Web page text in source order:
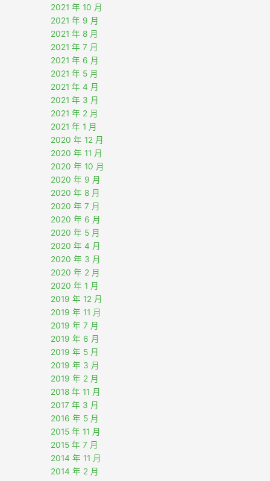
2021 年 10 月
2021 年 9 月
2021 年 8 月
2021 年 7 月
2021 年 6 月
2021 年 5 月
2021 年 4 月
2021 年 3 月
2021 年 2 月
2021 年 1 月
2020 年 12 月
2020 年 11 月
2020 年 10 月
2020 年 9 月
2020 年 8 月
2020 年 7 月
2020 年 6 月
2020 年 5 月
2020 年 4 月
2020 年 3 月
2020 年 2 月
2020 年 1 月
2019 年 12 月
2019 年 11 月
2019 年 7 月
2019 年 6 月
2019 年 5 月
2019 年 3 月
2019 年 2 月
2018 年 11 月
2017 年 3 月
2016 年 5 月
2015 年 11 月
2015 年 7 月
2014 年 11 月
2014 年 2 月